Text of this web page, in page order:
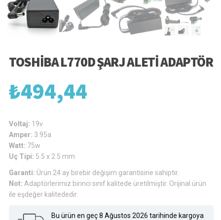
TOSHIBA L770D ŞARJ ALETI ADAPTÖR
₺494,44
Voltaj: 19v
Amper: 3.95a
Watt: 75w
Uç Tipi: 5.5 x 2.5 mm
Garanti: Ürün 24 ay birebir değişim garantisine sahiptir.
Not: Adaptörlerimiz birinci sınıf kalitede üretilmiştir. Orijinal ürün
ile eşdeğer kalitededir.
Bu ürün en geç 8 Ağustos 2026 tarihinde kargoya